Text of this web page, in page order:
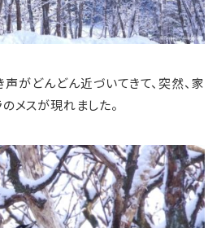
がどんどん近づいてきて、突然、家
メスが現れました。